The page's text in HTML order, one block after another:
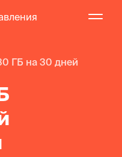
30 ГБ на 30 дней